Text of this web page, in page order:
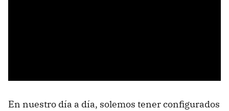
En nuestro día a día, solemos tener configurados